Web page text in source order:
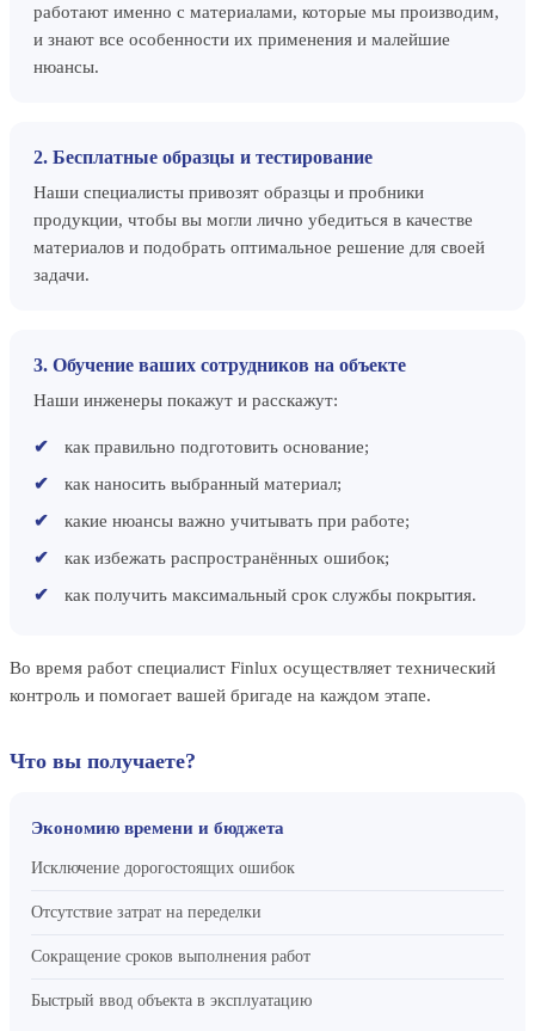
работают именно с материалами, которые мы производим,
и знают все особенности их применения и малейшие
нюансы.
2. Бесплатные образцы и тестирование
Наши специалисты привозят образцы и пробники
продукции, чтобы вы могли лично убедиться в качестве
материалов и подобрать оптимальное решение для своей
задачи.
3. Обучение ваших сотрудников на объекте
Наши инженеры покажут и расскажут:
как правильно подготовить основание;
как наносить выбранный материал;
какие нюансы важно учитывать при работе;
как избежать распространённых ошибок;
как получить максимальный срок службы покрытия.
Во время работ специалист Finlux осуществляет технический
контроль и помогает вашей бригаде на каждом этапе.
Что вы получаете?
Экономию времени и бюджета
Исключение дорогостоящих ошибок
Отсутствие затрат на переделки
Сокращение сроков выполнения работ
Быстрый ввод объекта в эксплуатацию